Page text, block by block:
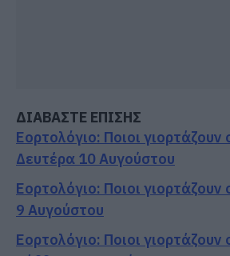
ΔΙΑΒΑΣΤΕ ΕΠΙΣΗΣ
Εορτολόγιο: Ποιοι γιορτάζουν
Δευτέρα 10 Αυγούστου
Εορτολόγιο: Ποιοι
9 Αυγούστου
Εορτολόγιο: Ποιοι γιορτάζουν